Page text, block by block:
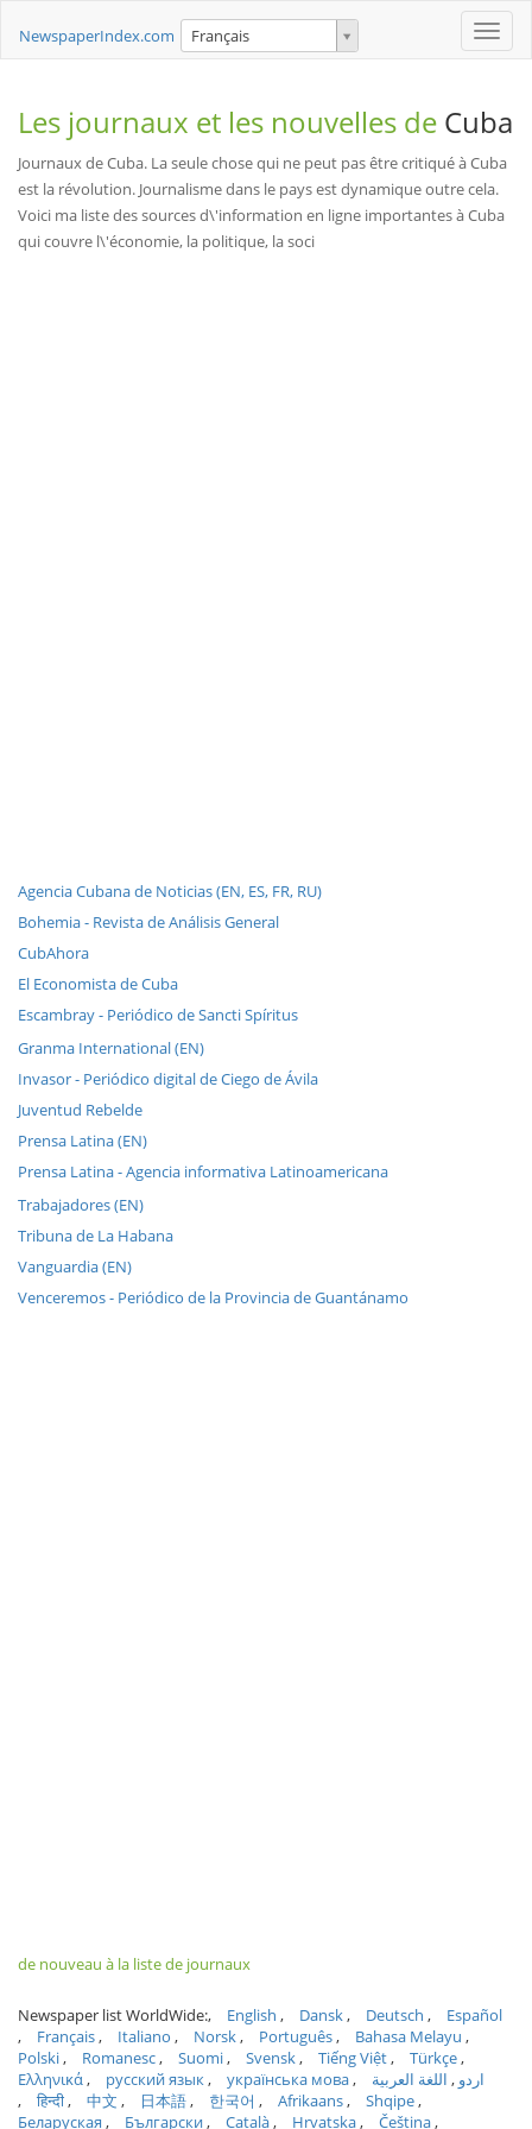
Toggle
NewspaperIndex.com Français
Les journaux et les nouvelles de Cuba
Journaux de Cuba. La seule chose qui ne peut pas être critiqué à Cuba
est la révolution. Journalisme dans le pays est dynamique outre cela.
Voici ma liste des sources d\'information en ligne importantes à Cuba
qui couvre l\'économie, la politique, la soci
Agencia Cubana de Noticias (EN, ES, FR, RU)
Bohemia - Revista de Análisis General
CubAhora
El Economista de Cuba
Escambray - Periódico de Sancti Spíritus
Granma International (EN)
Invasor - Periódico digital de Ciego de Ávila
Juventud Rebelde
Prensa Latina (EN)
Prensa Latina - Agencia informativa Latinoamericana
Trabajadores (EN)
Tribuna de La Habana
Vanguardia (EN)
Venceremos - Periódico de la Provincia de Guantánamo
de nouveau à la liste de journaux
Newspaper list WorldWide: English Dansk Deutsch
Español
Français
Italiano Norsk Português
Bahasa Melayu
Polski
Romanesc Suomi Svensk Tiếng Việt
Türkçe
Ελληνικά
русский язык українська мова اردو
اللغة العربية
हिन्दी
中文 日本語 한국어 Afrikaans
Shqipe
Беларуская
Български Català Hrvatska Čeština